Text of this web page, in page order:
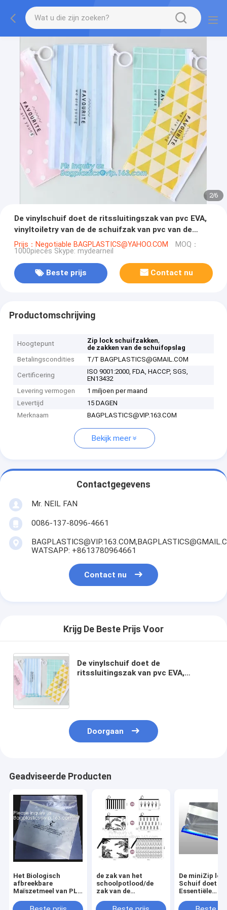
2/6
De vinylschuif doet de ritssluitingszak van pvc EVA,
vinyltoiletry van de de schuifzak van pvc van de
ritssluitingszak van de de douaneritssluiting
transparante de schuifeco-fri in zakken
Prijs：Negotiable BAGPLASTICS@YAHOO.COM MOQ：
1000pieces Skype: mydearneil
Beste prijs Contact nu
Productomschrijving
Hoogtepunt Zip lock schuifzakken,
de zakken van de schuifopslag
Betalingscondities
T/T BAGPLASTICS@GMAIL.COM
Certificering
ISO 9001:2000, FDA, HACCP, SGS,
EN13432
Levering vermogen
1 miljoen per maand
Levertijd
15 DAGEN
Merknaam
BAGPLASTICS@VIP.163.COM
Bekijk meer
Contactgegevens
Mr. NEIL FAN
0086-137-8096-4661
WATSAPP: +8613780964661
Contact nu
Krijg De Beste Prijs Voor
De vinylschuif doet de
ritssluitingszak van pvc EVA,
Doorgaan
Geadviseerde Producten
Het Biologisch
afbreekbare
Maïszetmeel van PLA
Zakken, de
de zak van het
schoolpotlood/de
zak van de
het potloodzak van
De miniZip
Schuif doet
Essentiële
Ritssluitings